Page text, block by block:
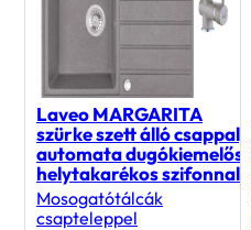
Laveo MARGARITA
szürke szett álló csappal,
automata dugókiemelős,
helytakarékos szifonnal
Mosogatótálcák
csapteleppel